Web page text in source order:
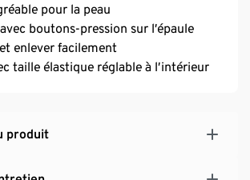
pour la peau
boutons-pression sur l’épaule
enlever facilement
taille élastique réglable à l’intérieur
produit